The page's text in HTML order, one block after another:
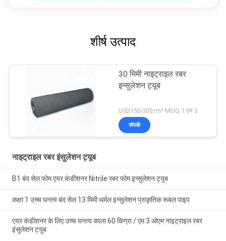
शीर्ष उत्पाद
30 मिमी नाइट्राइल रबर
इन्सुलेशन ट्यूब
USD150-300/m³ MOQ:1 एम 3
संपर्क
नाइट्राइल रबर इंसुलेशन ट्यूब
B1 बंद सेल फोम एयर कंडीशनर Nitrile रबर फोम इन्सुलेशन ट्यूब
कक्षा 1 उच्च घनत्व बंद सेल 13 मिमी थर्मल इन्सुलेशन प्राकृतिक रूबल पाइप
एयर कंडीशनर के लिए उच्च घनत्व काला 60 किग्रा / एम 3 ओएम नाइट्राइल रबर
इंसुलेशन ट्यूब